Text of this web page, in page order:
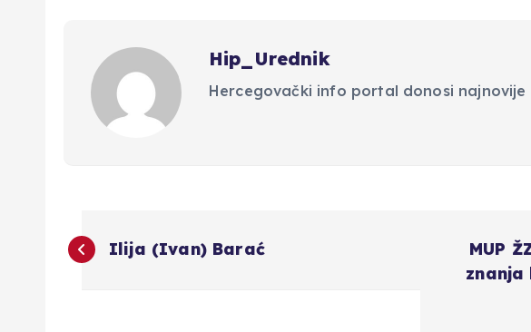
Hip_Urednik
Hercegovački info portal donosi najnovije
N
Ilija (Ivan) Barać
MUP